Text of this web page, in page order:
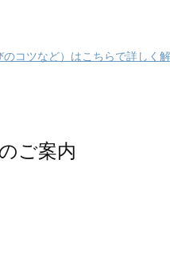
コツなど）はこちらで詳しく
ご案内